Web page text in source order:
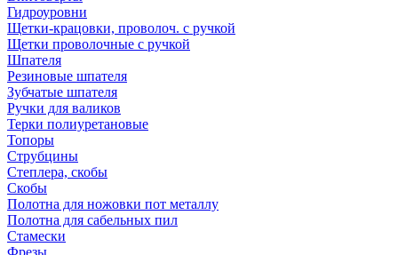
Гидроуровни
Щетки-крацовки, проволоч. с ручкой
Щетки проволочные с ручкой
Шпателя
Резиновые шпателя
Зубчатые шпателя
Ручки для валиков
Терки полиуретановые
Топоры
Струбцины
Степлера, скобы
Скобы
Полотна для ножовки пот металлу
Полотна для сабельных пил
Стамески
Фрезы